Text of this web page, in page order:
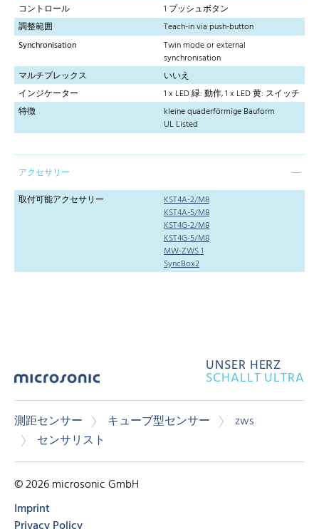
コントロール
1 プッシュボタン
調整範囲
Teach-in via push-button
Synchronisation
Twin mode or external
synchronisation
マルチプレックス
いいえ
インジケーター
1 x LED 緑: 動作, 1 x LED 黄: スイッチ
特徴
kleine quaderförmige Bauform
UL Listed
アクセサリー
取付可能アクセサリー
KST4A-2/M8
KST4A-5/M8
KST4G-2/M8
KST4G-5/M8
MW-ZWS 1
SyncBox2
UNSER HERZ
SCHALLT ULTRA
測距センサー キューブ型センサー
zws
センサリスト
© 2026 microsonic GmbH
Imprint